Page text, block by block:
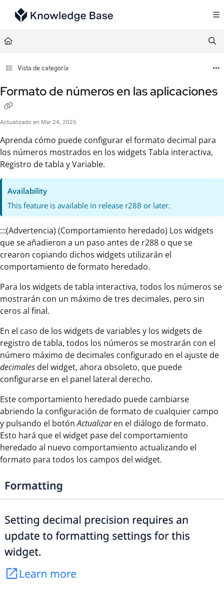
Documentation Index
Fetch the complete documentation index at:
Use this file to discover all available pages before exploring further.
Vista de categoría
Formato de números en las aplicaciones
Actualizado en Mar 24, 2025
Aprenda cómo puede configurar el formato decimal para
los números mostrados en los widgets Tabla interactiva,
Registro de tabla y Variable.
Availability
This feature is available in release r288 or later.
:::(Advertencia) (Comportamiento heredado) Los widgets
que se añadieron a un paso antes de r288 o que se
crearon copiando dichos widgets utilizarán el
comportamiento de formato heredado.
Para los widgets de tabla interactiva, todos los números se
mostrarán con un máximo de tres decimales, pero sin
ceros al final.
En el caso de los widgets de variables y los widgets de
registro de tabla, todos los números se mostrarán con el
número máximo de decimales configurado en el ajuste de
decimales del widget, ahora obsoleto, que puede
configurarse en el panel lateral derecho.
Este comportamiento heredado puede cambiarse
abriendo la configuración de formato de cualquier campo
y pulsando el botónActualizaren el diálogo de formato.
Esto hará que el widget pase del comportamiento
heredado al nuevo comportamiento actualizando el
formato para todos los campos del widget.